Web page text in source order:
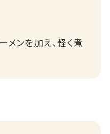
メンを加え、軽く煮